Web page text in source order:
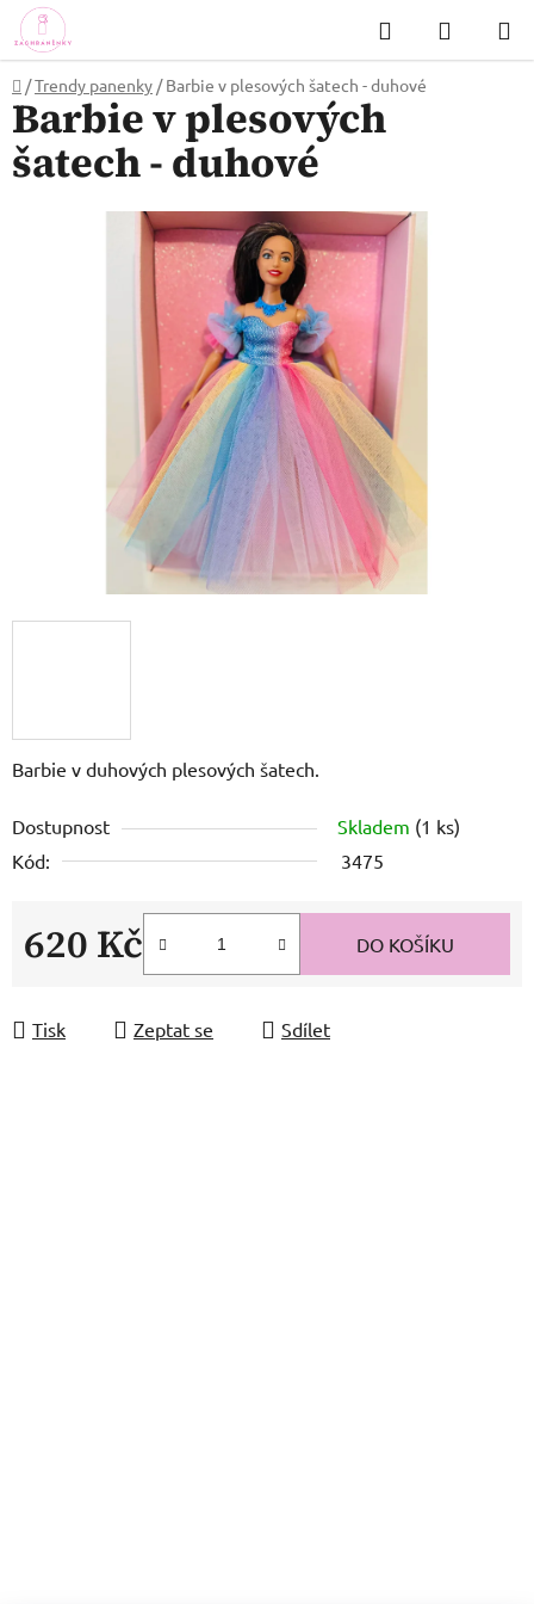
Přejít
na
obsah
Hledat
KOŠÍK
Domů
/Trendy panenky / Barbie v plesových šatech - duhové
Barbie v duhových plesových šatech.
Dostupnost Skladem (1 ks)
Kód:
3475
620 Kč DO KOŠÍKU
Tisk Zeptat se Sdílet
Barbie v plesových
šatech - duhové